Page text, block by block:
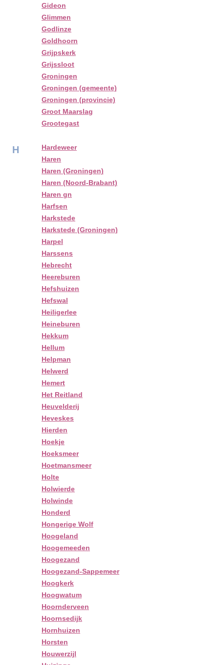
Gideon
Glimmen
Godlinze
Goldhoorn
Grijpskerk
Grijssloot
Groningen
Groningen (gemeente)
Groningen (provincie)
Groot Maarslag
Grootegast
H
Hardeweer
Haren
Haren (Groningen)
Haren (Noord-Brabant)
Haren gn
Harfsen
Harkstede
Harkstede (Groningen)
Harpel
Harssens
Hebrecht
Heereburen
Hefshuizen
Hefswal
Heiligerlee
Heineburen
Hekkum
Hellum
Helpman
Helwerd
Hemert
Het Reitland
Heuvelderij
Heveskes
Hierden
Hoekje
Hoeksmeer
Hoetmansmeer
Holte
Holwierde
Holwinde
Honderd
Hongerige Wolf
Hoogeland
Hoogemeeden
Hoogezand
Hoogezand-Sappemeer
Hoogkerk
Hoogwatum
Hoornderveen
Hoornsedijk
Hornhuizen
Horsten
Houwerzijl